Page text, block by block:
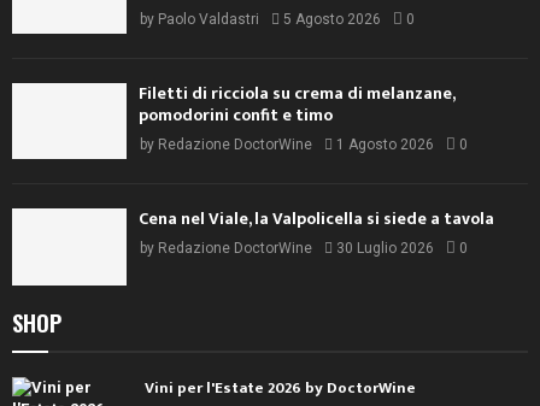
by Paolo Valdastri 5 Agosto 2026 0
Filetti di ricciola su crema di melanzane,
pomodorini confit e timo
by Redazione DoctorWine 1 Agosto 2026 0
Cena nel Viale, la Valpolicella si siede a tavola
by Redazione DoctorWine 30 Luglio 2026 0
SHOP
Vini per l'Estate 2026 by DoctorWine